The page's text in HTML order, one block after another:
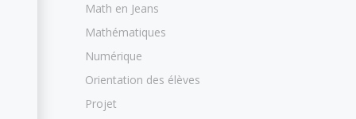
Math en Jeans
Mathématiques
Numérique
Orientation des élèves
Projet